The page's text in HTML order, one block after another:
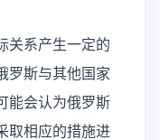
关系产生一定的
罗斯与其他国家
能会认为俄罗斯
取相应的措施进